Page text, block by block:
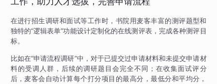
在进行招生调研和面试等工作时，书院用麦客丰富的测评题型和
独特的“逻辑表单”功能设计定制化的在线测评表，完成各种测评目
标。
比如在“申请流程调研”中，对于已提交过申请材料和未提交申请材
料的受调人群，后续的调研题目会完全不同；在收集面试评分
后，麦客会自动计算每个打分项目的最高分，最低分和平均分，